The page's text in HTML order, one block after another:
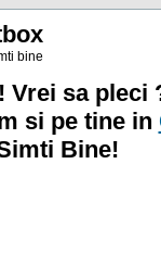
bine
sa pleci
si pe tine in
Bine!